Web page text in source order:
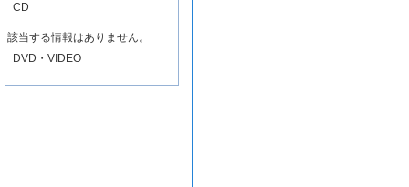
CD
該当する情報はありません。
DVD・VIDEO